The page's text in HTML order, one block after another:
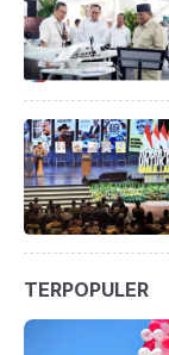
TERPOPULER